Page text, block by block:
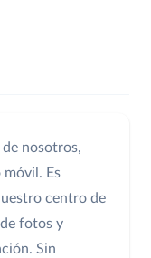
de nosotros,
Es
centro de
fotos y
Sin